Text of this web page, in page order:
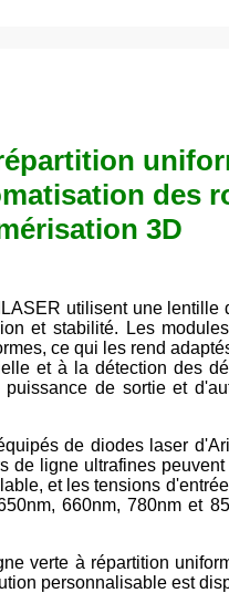
des
3D
utilisent une
et stabilité. Les
ce qui les rend
et à la détection des
de sortie et
de diodes laser
de ligne ultrafines
et les tensions
660nm, 780nm et
verte à répartition
personnalisable est